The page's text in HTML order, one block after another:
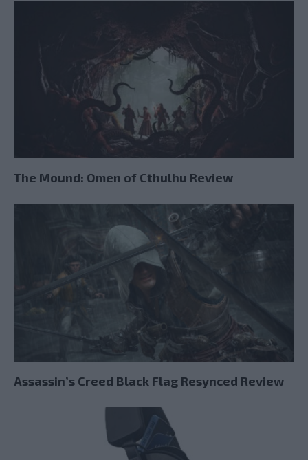
The Mound: Omen of Cthulhu Review
Assassin’s Creed Black Flag Resynced Review